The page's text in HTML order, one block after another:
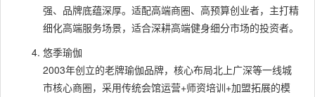
强、品牌底蕴深厚。适配高端商圈、高预算创业者，主打精
细化高端服务场景，适合深耕高端健身细分市场的投资者。
悠季瑜伽
2003年创立的老牌瑜伽品牌，核心布局北上广深等一线城
市核心商圈，采用传统会馆运营+师资培训+加盟拓展的模